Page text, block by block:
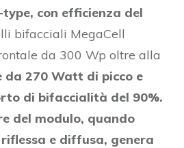
con efficienza del
bifacciali MegaCell
da 300 Wp oltre alla
da 270 Watt di picco e
di bifaccialità del 90%.
del modulo, quando
e diffusa, genera